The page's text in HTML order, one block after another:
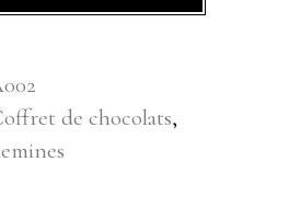
de chocolats,